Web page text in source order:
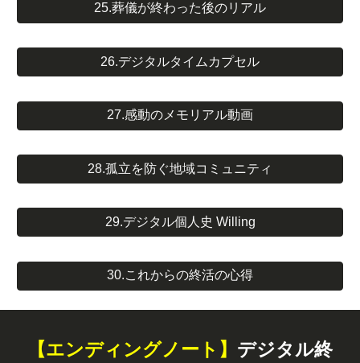
25.葬儀が終わった後のリアル
26.デジタルタイムカプセル
27.感動のメモリアル動画
28.孤立を防ぐ地域コミュニティ
29.デジタル個人史 Willing
30.これからの終活の心得
【エンディングノート】 デジタル終